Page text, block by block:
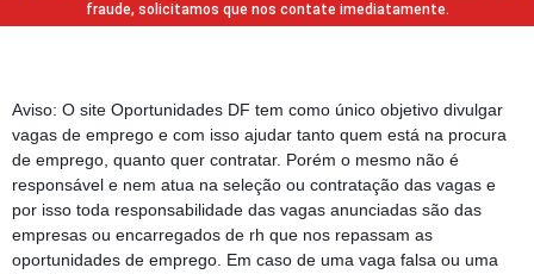
fraude, solicitamos que nos contate imediatamente.
Aviso: O site Oportunidades DF tem como único objetivo divulgar
vagas de emprego e com isso ajudar tanto quem está na procura
de emprego, quanto quer contratar. Porém o mesmo não é
responsável e nem atua na seleção ou contratação das vagas e
por isso toda responsabilidade das vagas anunciadas são das
empresas ou encarregados de rh que nos repassam as
oportunidades de emprego. Em caso de uma vaga falsa ou uma